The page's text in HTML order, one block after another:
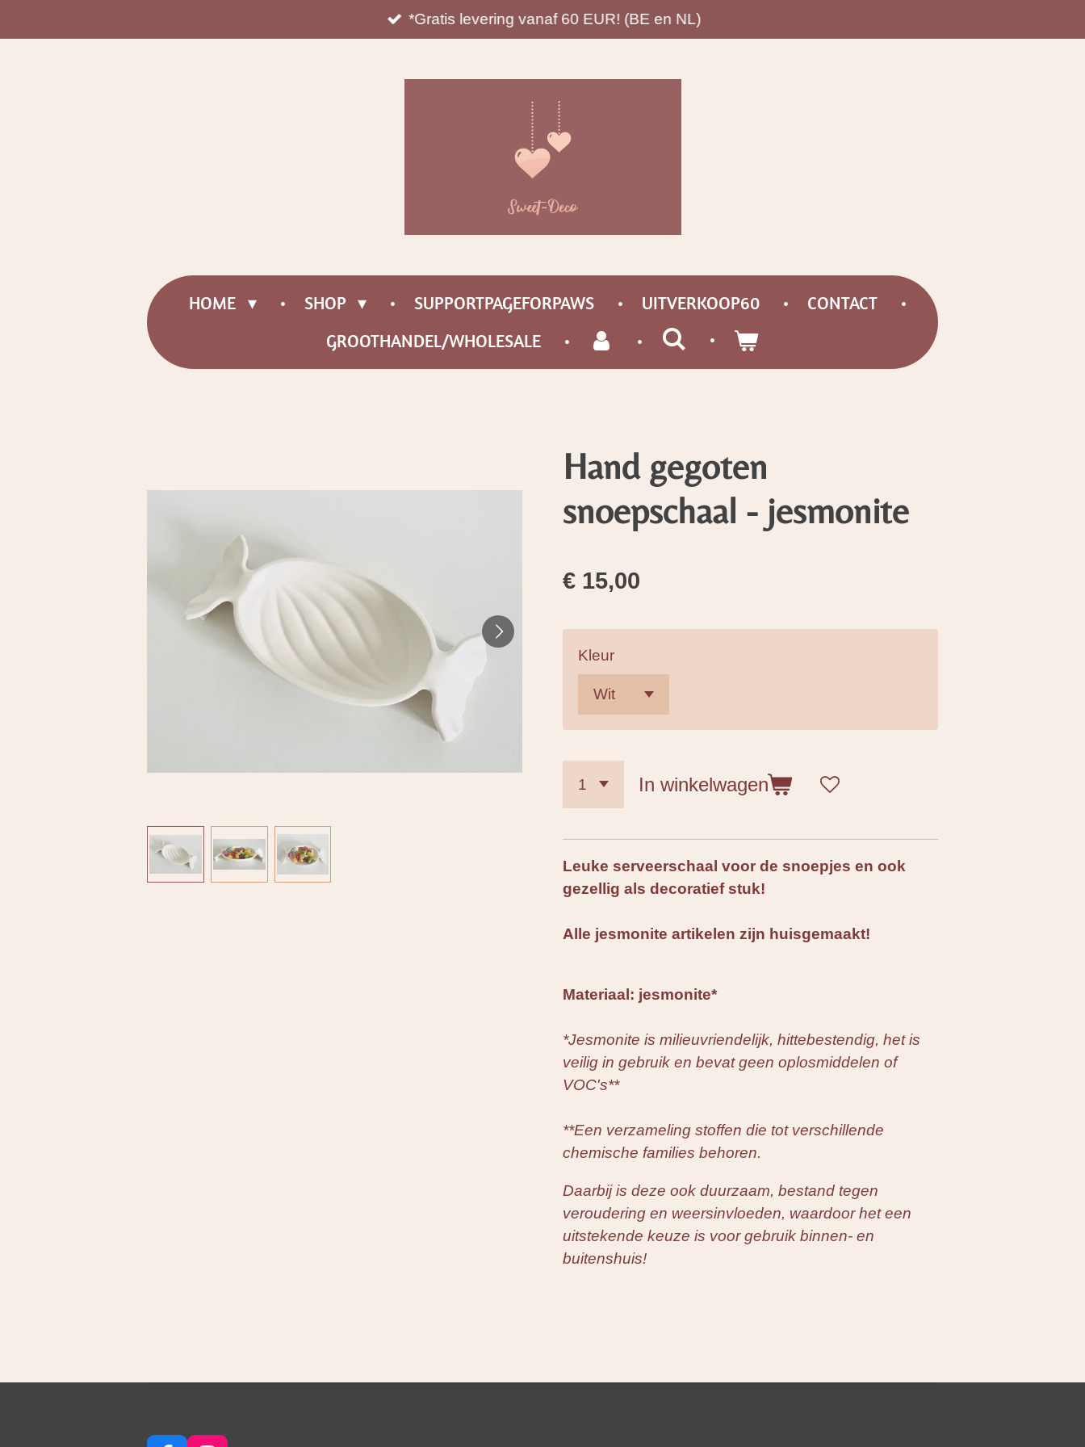
direct
*Gratis levering vanaf 60 EUR! (BE en NL)
HOME SHOP SUPPORTPAGEFORPAWS UITVERKOOP60
CONTACT
GROOTHANDEL/WHOLESALE
Hand gegoten
snoepschaal - jesmonite
€ 15,00
Kleur
In winkelwagen
Leuke serveerschaal voor de snoepjes en ook
gezellig als decoratief stuk!
Alle jesmonite artikelen zijn huisgemaakt!
Materiaal: jesmonite*
*Jesmonite is milieuvriendelijk, hittebestendig, het is
veilig in gebruik en bevat geen oplosmiddelen of
VOC's**
**Een verzameling stoffen die tot verschillende
chemische families behoren.
Daarbij is deze ook duurzaam, bestand tegen
veroudering en weersinvloeden, waardoor het een
uitstekende keuze is voor gebruik binnen- en
buitenshuis!